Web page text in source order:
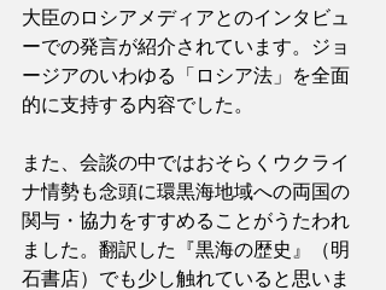
大臣のロシアメディアとのインタビュ
ーでの発言が紹介されています。ジョ
ージアのいわゆる「ロシア法」を全面
的に支持する内容でした。
また、会談の中ではおそらくウクライ
ナ情勢も念頭に環黒海地域への両国の
関与・協力をすすめることがうたわれ
ました。翻訳した『黒海の歴史』（明
石書店）でも少し触れていると思いま